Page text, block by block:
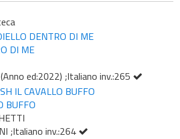
DI ME
ed:2022) ;Italiano inv.:265
BUFFO
;Italiano inv.:264